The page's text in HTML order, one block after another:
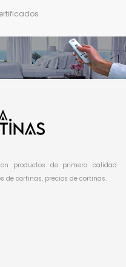
productos de primera calidad
de cortinas, precios de cortinas.